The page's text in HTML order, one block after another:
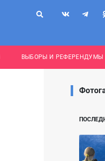
ВЫБОРЫ И РЕФЕРЕНДУМЫ